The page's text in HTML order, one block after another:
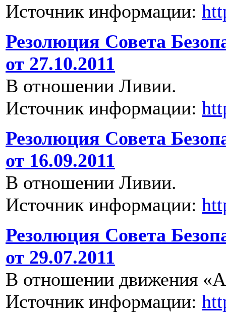
Источник информации:
Резолюция Совета
от 27.10.2011
В отношении Ливии.
Источник информации:
Резолюция Совета
от 16.09.2011
В отношении Ливии.
Источник информации:
Резолюция Совета
от 29.07.2011
В отношении движения
Источник информации: